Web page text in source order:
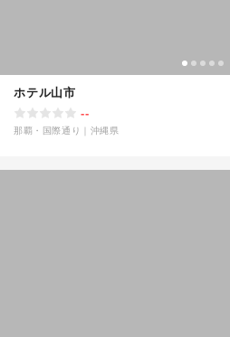
ホテル山市
--
那覇・国際通り 沖縄県